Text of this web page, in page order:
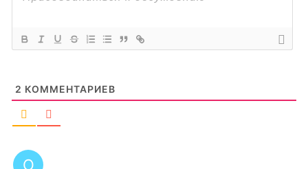
2 КОММЕНТАРИЕВ